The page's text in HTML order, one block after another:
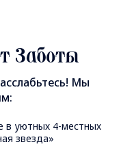
Заботы
Мы
в уютных 4-местных
звезда»